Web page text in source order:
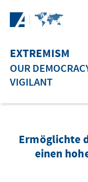
EXTREMISM
OUR
VIGILANT
Ermöglichte
einen